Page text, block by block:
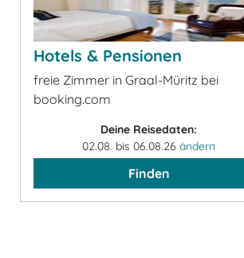
Hotels & Pensionen
freie Zimmer in Graal-Müritz bei
booking.com
Deine Reisedaten:
02.08. bis 06.08.26ändern
Finden